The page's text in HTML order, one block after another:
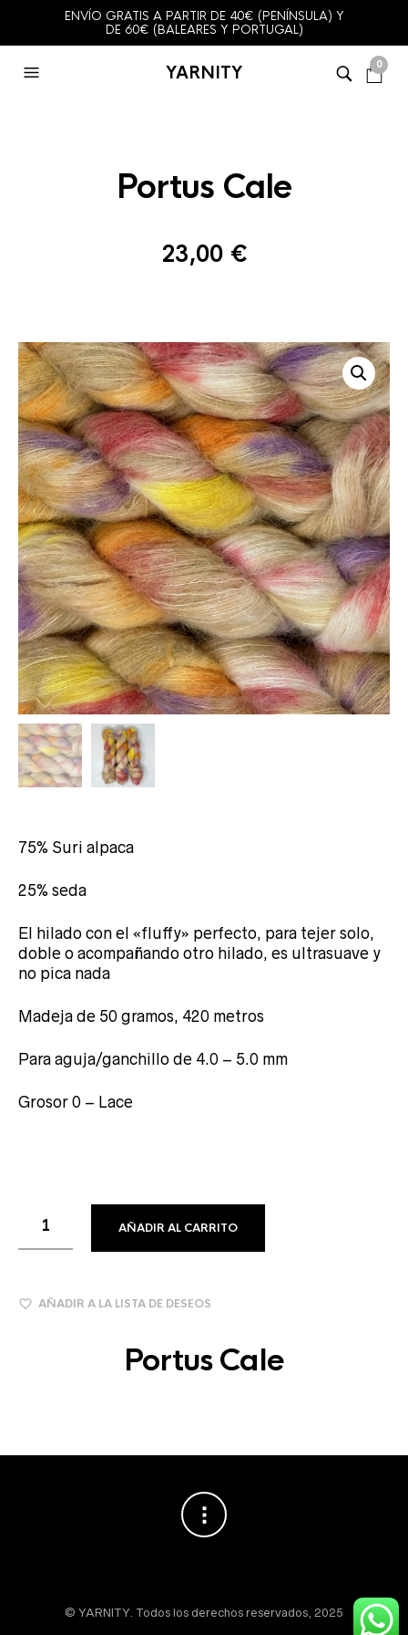
ENVÍO GRATIS A PARTIR DE 40€ (PENÍNSULA) Y
DE 60€ (BALEARES Y PORTUGAL)
YARNITY 0
Portus Cale
23,00 €
Portus Cale
75% Suri alpaca
25% seda
El hilado con el «fluffy» perfecto, para tejer solo,
doble o acompañando otro hilado, es ultrasuave y
no pica nada
Madeja de 50 gramos, 420 metros
Para aguja/ganchillo de 4.0 – 5.0 mm
Grosor 0 – Lace
AÑADIR AL CARRITO
AÑADIR A LA LISTA DE DESEOS
© YARNITY. Todos los derechos reservados, 2025